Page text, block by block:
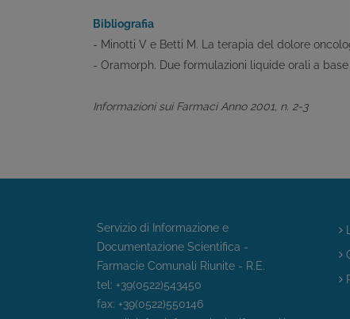
Bibliografia
- Minotti V e Betti M. La terapia del dolore
- Oramorph. Due formulazioni liquide orali a
Informazioni sui Farmaci Anno 2001, n. 2-3
Servizio di Informazione e
Documentazione Scientifica -
Farmacie Comunali Riunite - R.E.
tel: +39(0522)543450
fax: +39(0522)550146